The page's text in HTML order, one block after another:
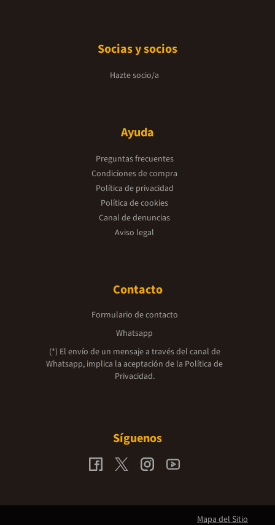
Socias y socios
Hazte socio/a
Ayuda
Preguntas frecuentes
Condiciones de compra
Política de privacidad
Política de cookies
Canal de denuncias
Aviso legal
Contacto
Formulario de contacto
Whatsapp
(*) El envío de un mensaje a través del canal de
Whatsapp, implica la aceptación de la Política de
Privacidad.
Síguenos
Mapa del Sitio